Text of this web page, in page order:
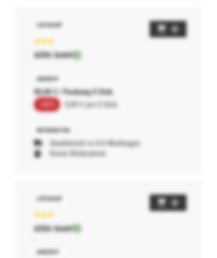
AERA GmbH
00,00 € / Packung 0 Stck.
0,00 € pro 0 Stck.
Gewöhnlich in 0-0 Werktagen
Keine Rücknahme
AERA GmbH